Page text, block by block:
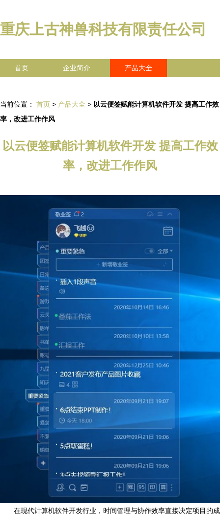
重庆上古神兽科技有限责任公司
首页 企业简介 产品大全
当前位置： 首页 > 产品大全 > 以云便签赋能计算机软件开发 提高工作效
率，改进工作作风
以云便签赋能计算机软件开发 提高工作效
率，改进工作作风
在现代计算机软件开发行业，时间管理与协作效率直接决定项目的成